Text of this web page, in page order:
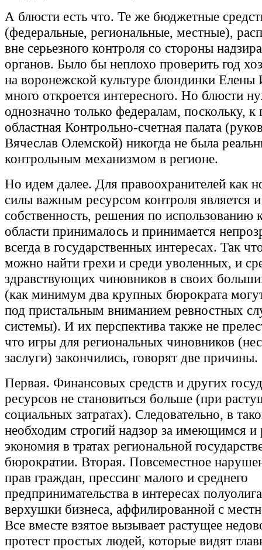
А блюсти есть что. Те же бюджетные
(федеральные, региональные, местные),
вне серьезного контроля со стороны
органов. Было бы неплохо проверить год
на воронежской культуре блондинки
много откроется интересного. Но блюсти
однозначно только федералам, поскольку, к
областная Контрольно-счетная палата
Вячеслав Олемской) никогда не была
контрольным механизмом в регионе.
Но идем далее. Для правоохранителей как
силы важным ресурсом контроля является
собственность, решения по использованию
области принималось и принимается
всегда в государственных интересах. Так
можно найти грехи и среди уволенных, и
здравствующих чиновников в своих
(как минимум два крупных бюрократа
под пристальным вниманием ревностных
системы). И их перспектива также не
что игры для региональных чиновников
заслуги) закончились, говорят две причины.
Первая. Финансовых средств и других
ресурсов не становиться больше (при
социальных затратах). Следовательно, в
необходим строгий надзор за имеющимся и
экономия в тратах региональной
бюрократии. Вторая. Повсеместное
прав граждан, прессинг малого и среднего
предпринимательства в интересах
верхушки бизнеса, аффилированной с
Все вместе взятое вызывает растущее
протест простых людей, которые видят